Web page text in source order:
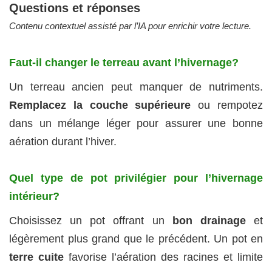
Questions et réponses
Contenu contextuel assisté par l’IA pour enrichir votre lecture.
Faut-il changer le terreau avant l’hivernage?
Un terreau ancien peut manquer de nutriments.
Remplacez la couche supérieure ou rempotez
dans un mélange léger pour assurer une bonne
aération durant l’hiver.
Quel type de pot privilégier pour l’hivernage
intérieur?
Choisissez un pot offrant un bon drainageet
légèrement plus grand que le précédent. Un pot en
terre cuite favorise l’aération des racines et limite